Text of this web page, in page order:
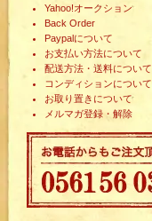
Yahoo!オークション
Back Order
Paypalについて
お支払い方法について
配送方法・送料について
コンディションについて
お取り置きについて
メルマガ登録・解除